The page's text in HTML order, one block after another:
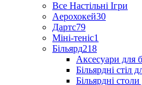
Все Настільні Ігри
Аерохокей30
Дартс79
Міні-теніс1
Більярд218
Аксесуари для
Більярдні стіл
Більярдні